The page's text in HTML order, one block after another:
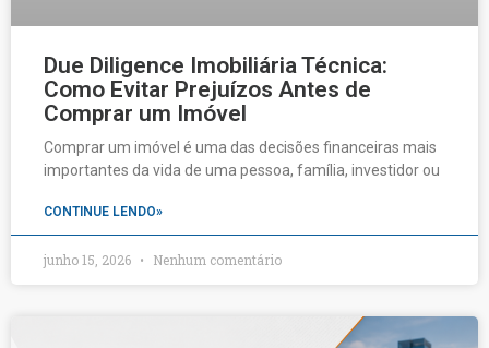
Due Diligence Imobiliária Técnica:
Como Evitar Prejuízos Antes de
Comprar um Imóvel
Comprar um imóvel é uma das decisões financeiras mais
importantes da vida de uma pessoa, família, investidor ou
CONTINUE LENDO»
junho 15, 2026 Nenhum comentário